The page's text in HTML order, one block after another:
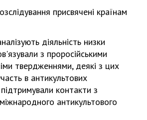
присвячені країнам
діяльність низки
з проросійськими
твердженнями, деякі з цих
в антикультових
контакти з
антикультового